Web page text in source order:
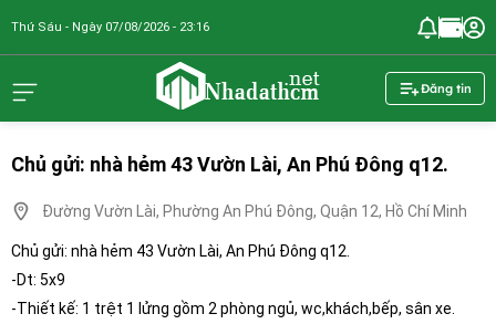
Thứ Sáu - Ngày 07/08/2026 - 23:16
Đăng tin
Chủ gửi: nhà hẻm 43 Vườn Lài, An Phú Đông q12.
Đường Vườn Lài, Phường An Phú Đông, Quận 12, Hồ Chí Minh
Chủ gửi: nhà hẻm 43 Vườn Lài, An Phú Đông q12.
-Dt: 5x9
-Thiết kế: 1 trệt 1 lửng gồm 2 phòng ngủ, wc,khách,bếp, sân xe.